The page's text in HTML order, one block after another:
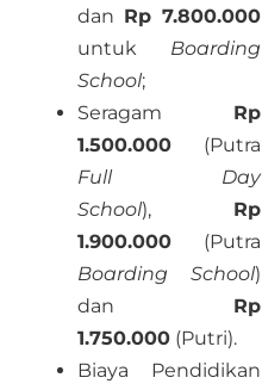
dan Rp 7.800.000
untuk Boarding
School;
Seragam Rp
1.500.000 (Putra
Full Day
School), Rp
1.900.000 (Putra
Boarding School)
dan Rp
1.750.000 (Putri).
Biaya Pendidikan